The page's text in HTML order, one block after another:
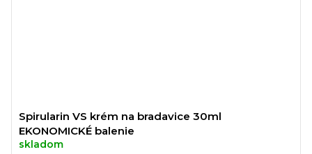
Spirularin VS krém na bradavice 30ml
EKONOMICKÉ balenie
skladom